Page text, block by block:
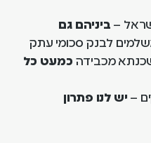
ביניהם גם
לבנק סכומי עתק
מכבידה כמעט כל
– יש לנו פתרון